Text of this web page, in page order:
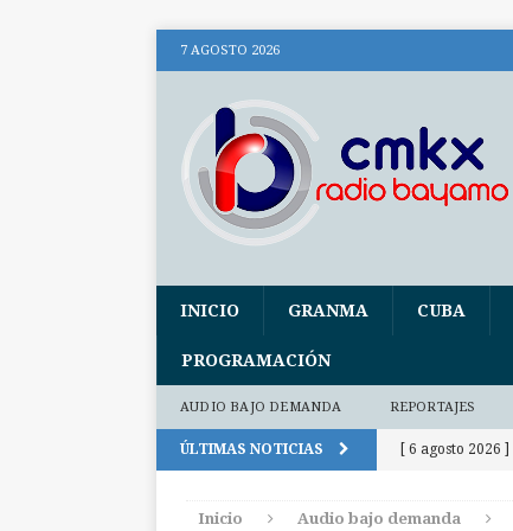
7 AGOSTO 2026
INICIO GRANMA CUBA
PROGRAMACIÓN
AUDIO BAJO DEMANDA REPORTAJES
ÚLTIMAS NOTICIAS [ 6 agosto 2026 ]
Inicio Audio bajo demanda